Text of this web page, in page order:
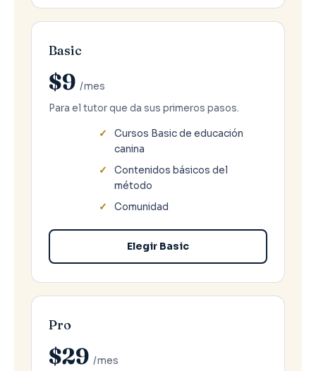
Basic
$9 /mes
Para el tutor que da sus primeros pasos.
Cursos Basic de educación
canina
Contenidos básicos del
método
Comunidad
Elegir Basic
Pro
$29 /mes